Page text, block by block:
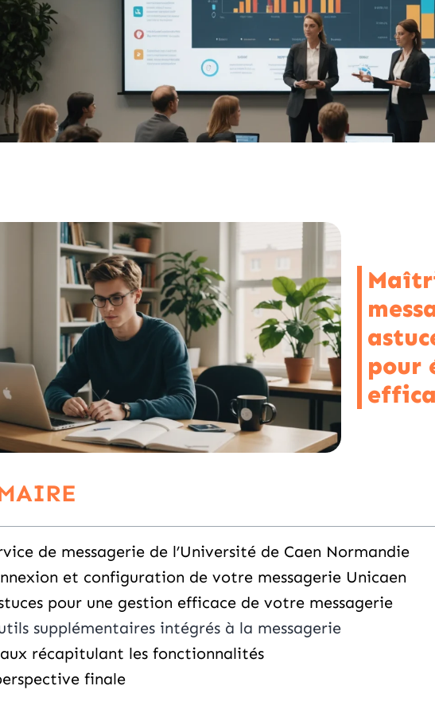
pour
de messagerie de l’Université de Caen Normandie
et configuration de votre messagerie Unicaen
pour une gestion efficace de votre messagerie
supplémentaires intégrés à la messagerie
récapitulant les fonctionnalités
finale